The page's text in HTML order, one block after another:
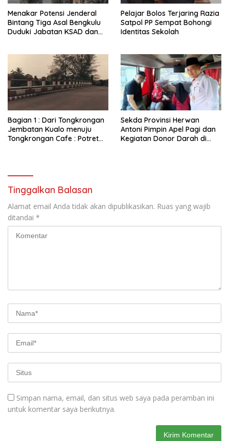
Menakar Potensi Jenderal
Bintang Tiga Asal Bengkulu
Duduki Jabatan KSAD dan
Pelajar Bolos Terjaring Razia
Satpol PP Sempat Bohongi
Identitas Sekolah
Bagian 1 : Dari Tongkrongan
Jembatan Kualo menuju
Tongkrongan Cafe : Potret
Sepi Pengunjung
Sekda Provinsi Herwan
Antoni Pimpin Apel Pagi dan
Kegiatan Donor Darah di
Tinggalkan Balasan
Alamat email Anda tidak akan dipublikasikan. Ruas yang wajib
ditandai *
Simpan nama, email, dan situs web saya pada peramban ini
untuk komentar saya berikutnya.